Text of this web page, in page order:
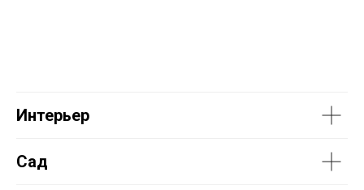
Интерьер
Сад